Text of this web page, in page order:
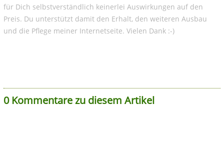
für Dich selbstverständlich keinerlei Auswirkungen auf den
Preis. Du unterstützt damit den Erhalt, den weiteren Ausbau
und die Pflege meiner Internetseite. Vielen Dank :-)
0 Kommentare zu diesem Artikel